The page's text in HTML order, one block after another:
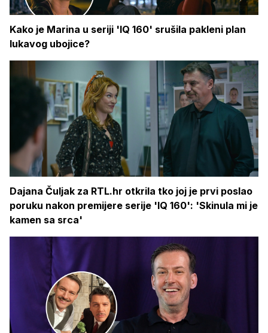
Kako je Marina u seriji 'IQ 160' srušila pakleni plan
lukavog ubojice?
Dajana Čuljak za RTL.hr otkrila tko joj je prvi poslao
poruku nakon premijere serije 'IQ 160': 'Skinula mi je
kamen sa srca'